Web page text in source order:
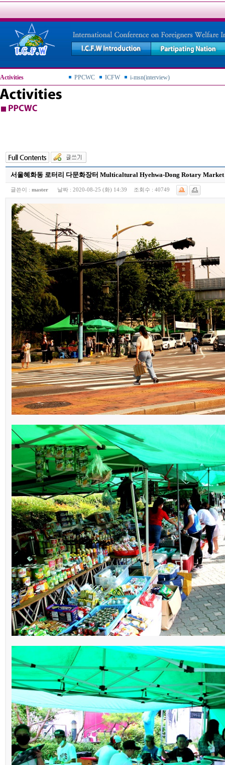
Activities PPCWC ICFW i-msn(interview)
서울혜화동 로터리 다문화장터 Multicaltural Hyehwa-Dong Rotary Market
글쓴이 : master 날짜 : 2020-08-25 (화) 14:39 조회수 : 40749